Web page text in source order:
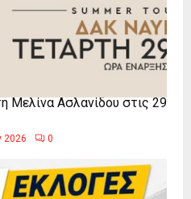
Μελίνα Ασλανίδου στις 29
2026 0